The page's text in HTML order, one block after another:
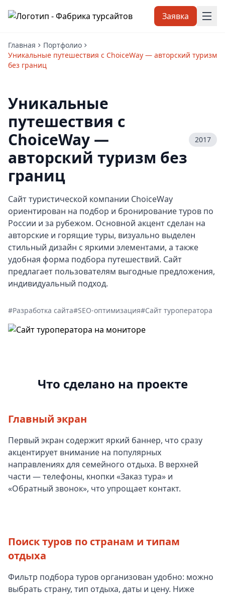
Заявка
Главная
Портфолио
Уникальные путешествия с ChoiceWay — авторский туризм
без границ
Уникальные
путешествия с
ChoiceWay —
авторский туризм без
границ
2017
Сайт туристической компании ChoiceWay
ориентирован на подбор и бронирование туров по
России и за рубежом. Основной акцент сделан на
авторские и горящие туры, визуально выделен
стильный дизайн с яркими элементами, а также
удобная форма подбора путешествий. Сайт
предлагает пользователям выгодные предложения,
индивидуальный подход.
#Разработка сайта#SEO-оптимизация#Сайт туроператора
Что сделано на проекте
Главный экран
Первый экран содержит яркий баннер, что сразу
акцентирует внимание на популярных
направлениях для семейного отдыха. В верхней
части — телефоны, кнопки «Заказ тура» и
«Обратный звонок», что упрощает контакт.
Поиск туров по странам и типам
отдыха
Фильтр подбора туров организован удобно: можно
выбрать страну, тип отдыха, даты и цену. Ниже